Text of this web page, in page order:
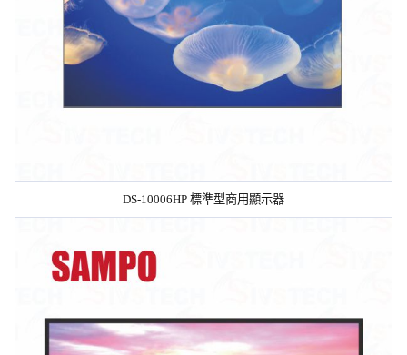
DS-10006HP 標準型商用顯示器